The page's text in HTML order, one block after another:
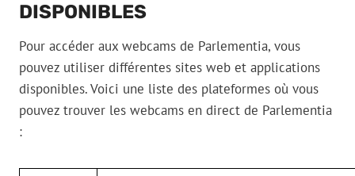
DISPONIBLES
Pour accéder aux webcams de Parlementia, vous
pouvez utiliser différentes sites web et applications
disponibles. Voici une liste des plateformes où vous
pouvez trouver les webcams en direct de Parlementia
: